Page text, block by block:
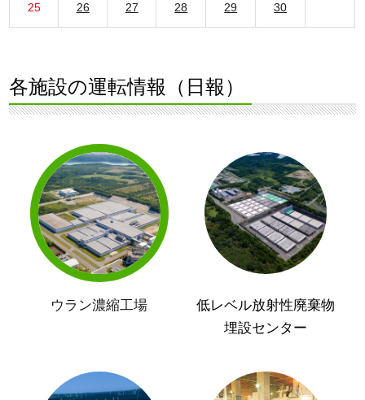
25 26 27 28 29 30
各施設の運転情報（日報）
ウラン濃縮工場
低レベル放射性廃棄物
埋設センター